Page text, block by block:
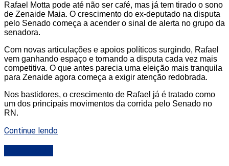
Rafael Motta pode até não ser café, mas já tem tirado o sono
de Zenaide Maia. O crescimento do ex-deputado na disputa
pelo Senado começa a acender o sinal de alerta no grupo da
senadora.
Com novas articulações e apoios políticos surgindo, Rafael
vem ganhando espaço e tornando a disputa cada vez mais
competitiva. O que antes parecia uma eleição mais tranquila
para Zenaide agora começa a exigir atenção redobrada.
Nos bastidores, o crescimento de Rafael já é tratado como
um dos principais movimentos da corrida pelo Senado no
RN.
Continue lendo